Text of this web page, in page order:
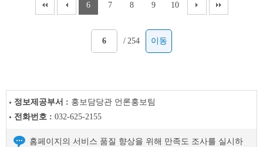
6 7 8 9 10
/ 254 이동
정보제공부서 : 홍보담당관 언론홍보팀
전화번호 : 032-625-2155
홈페이지의 서비스 품질 향상을 위해 만족도 조사를 실시하